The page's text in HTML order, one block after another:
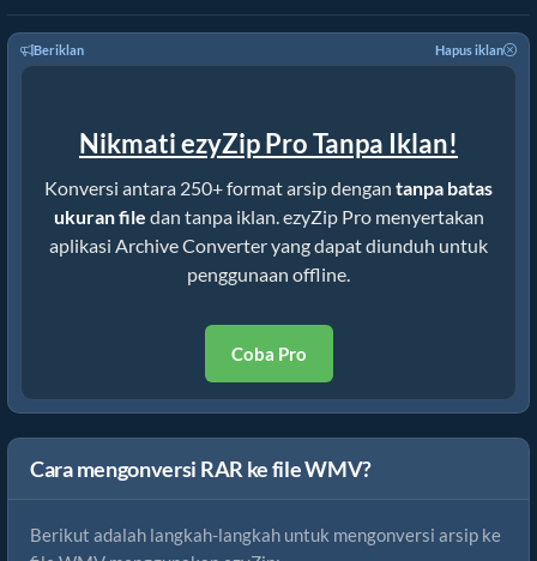
Beriklan Hapus iklan
Nikmati ezyZip Pro Tanpa Iklan!
Konversi antara 250+ format arsip dengan tanpa batas
ukuran file dan tanpa iklan. ezyZip Pro menyertakan
aplikasi Archive Converter yang dapat diunduh untuk
penggunaan offline.
Coba Pro
Cara mengonversi RAR ke file WMV?
Berikut adalah langkah-langkah untuk mengonversi arsip ke